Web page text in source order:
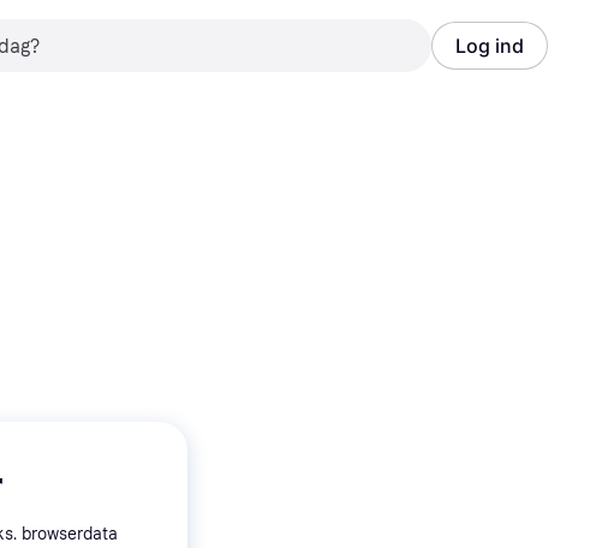
Log ind
browserdata